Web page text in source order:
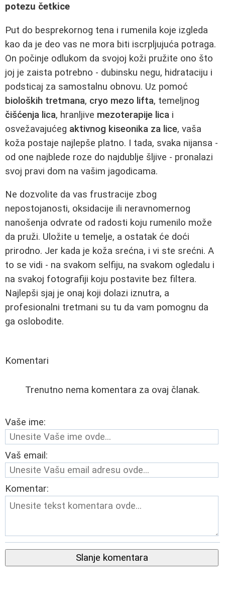
potezu četkice
Put do besprekornog tena i rumenila koje izgleda
kao da je deo vas ne mora biti iscrpljujuća potraga.
On počinje odlukom da svojoj koži pružite ono što
joj je zaista potrebno - dubinsku negu, hidrataciju i
podsticaj za samostalnu obnovu. Uz pomoć
bioloških tretmana, cryo mezo lifta, temeljnog
čišćenja lica, hranljive mezoterapije lica i
osvežavajućeg aktivnog kiseonika za lice, vaša
koža postaje najlepše platno. I tada, svaka nijansa -
od one najblede roze do najdublje šljive - pronalazi
svoj pravi dom na vašim jagodicama.
Ne dozvolite da vas frustracije zbog
nepostojanosti, oksidacije ili neravnomernog
nanošenja odvrate od radosti koju rumenilo može
da pruži. Uložite u temelje, a ostatak će doći
prirodno. Jer kada je koža srećna, i vi ste srećni. A
to se vidi - na svakom selfiju, na svakom ogledalu i
na svakoj fotografiji koju postavite bez filtera.
Najlepši sjaj je onaj koji dolazi iznutra, a
profesionalni tretmani su tu da vam pomognu da
ga oslobodite.
Komentari
Trenutno nema komentara za ovaj članak.
Vaše ime:
Vaš email:
Komentar:
Slanje komentara